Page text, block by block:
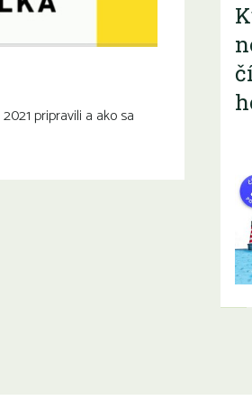
pripravili a ako sa